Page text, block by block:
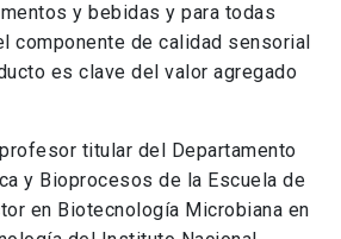
y bebidas y para todas
componente de calidad sensorial
es clave del valor agregado
titular del Departamento
y Bioprocesos de la Escuela de
en Biotecnología Microbiana en